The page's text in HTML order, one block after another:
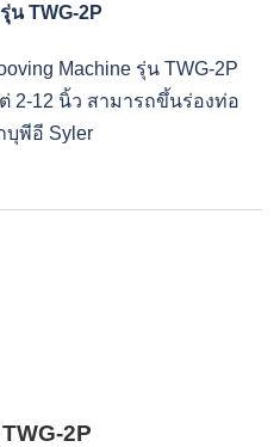
น TWG-2P
Machine รุ่น TWG-2P
2-12 นิ้ว สามารถขึ้นร่องท่อ
บุพีอี Syler
2P